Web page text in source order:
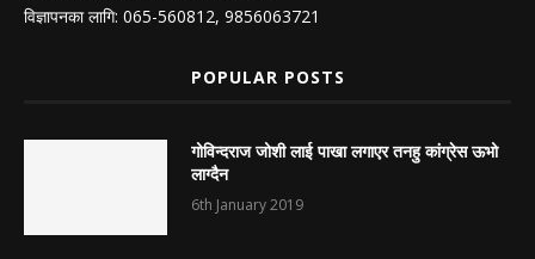
विज्ञापनका लागि: 065-560812, 9856063721
POPULAR POSTS
गोविन्दराज जोशी लाई पाखा लगाएर तनहु कांग्रेस ऊभो
लाग्दैन
6th January 2019